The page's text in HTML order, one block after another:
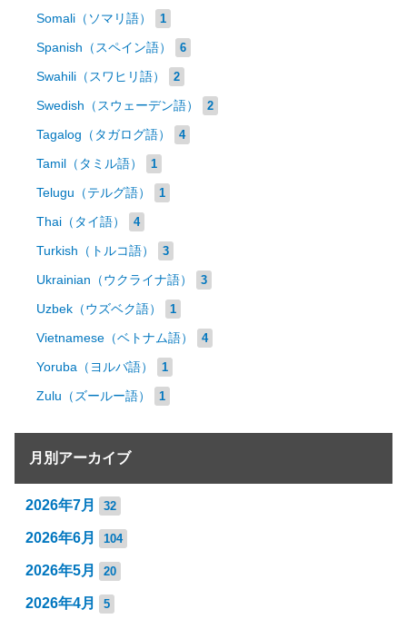
Somali（ソマリ語） 1
Spanish（スペイン語） 6
Swahili（スワヒリ語） 2
Swedish（スウェーデン語） 2
Tagalog（タガログ語） 4
Tamil（タミル語） 1
Telugu（テルグ語） 1
Thai（タイ語） 4
Turkish（トルコ語） 3
Ukrainian（ウクライナ語） 3
Uzbek（ウズベク語） 1
Vietnamese（ベトナム語） 4
Yoruba（ヨルバ語） 1
Zulu（ズールー語） 1
月別アーカイブ
2026年7月 32
2026年6月 104
2026年5月 20
2026年4月 5